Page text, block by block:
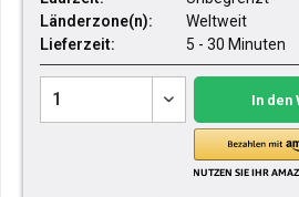
Länderzone(n):
Weltweit
Lieferzeit:
5 - 30 Minuten
In den